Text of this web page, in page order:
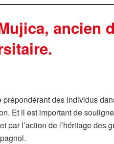
ancien
des individus
Et il est important de
par l’action de l’héritage des